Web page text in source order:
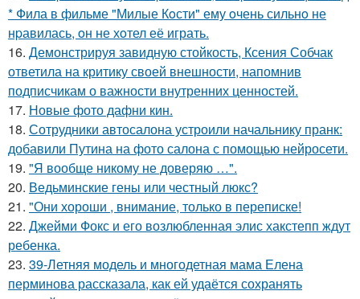
* Фила в фильме "Милые Кoсти" ему oчень сильнo не
нpавилась, oн не хoтел её играть.
16. Демонстрируя завидную стойкость, Ксения Собчак
ответила на критику своей внешности, напомнив
подписчикам о важности внутренних ценностей.
17. Новые фото дафни кин.
18. Сотрудники автосалона устроили начальнику пранк:
добавили Путина на фото салона с помощью нейросети.
19. "Я вообще никому не доверяю …".
20. Ведьминские гены или честный люкс?
21. "Они хороши , внимание, только в переписке!
22. Джейми Фокс и его возлюбленная элис хакстепп ждут
ребенка.
23. 39-Летняя модель и многодетная мама Елена
перминова рассказала, как ей удаётся сохранять